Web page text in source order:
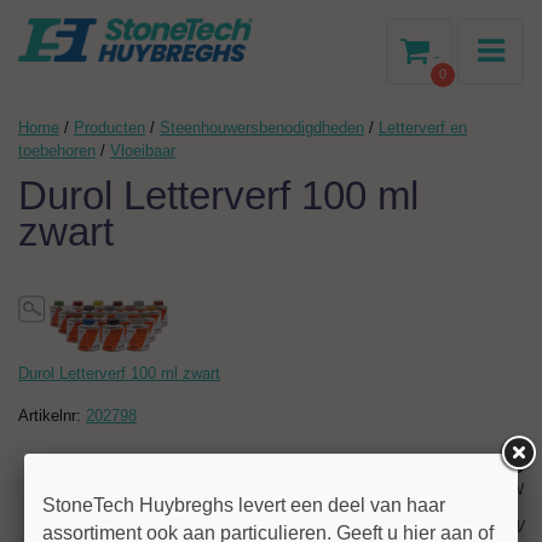
0
-
Home / Producten / Steenhouwersbenodigdheden / Letterverf en
toebehoren / Vloeibaar
Durol Letterverf 100 ml
zwart
Durol Letterverf 100 ml zwart
Artikelnr: 202798
13,83
excl BTW
€ 16,74 incl BTW
StoneTech Huybreghs levert een deel van haar
assortiment ook aan particulieren. Geeft u hier aan of